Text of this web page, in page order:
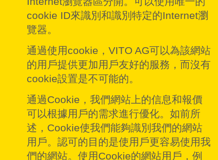
cookie ID來識別和識別特定的Internet瀏
覽器。
通過使用cookie，VITO AG可以為該網站
的用戶提供更加用戶友好的服務，而沒有
cookie設置是不可能的。
通過Cookie，我們網站上的信息和報價
可以根據用戶的需求進行優化。如前所
述，Cookie使我們能夠識別我們的網站
用戶。認可的目的是使用戶更容易使用我
們的網站。使用Cookie的網站用戶，例